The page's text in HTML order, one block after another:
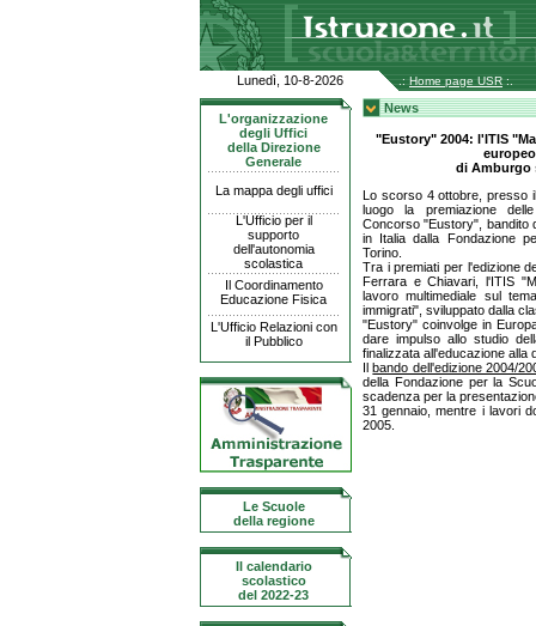
Lunedì, 10-8-2026 .: Home page USR :.
L'organizzazione
degli Uffici
della Direzione
Generale
La mappa degli uffici
L'Ufficio per il
supporto
dell'autonomia
scolastica
Il Coordinamento
Educazione Fisica
L'Ufficio Relazioni con
il Pubblico
Le Scuole
della regione
Il calendario
scolastico
del 2022-23
News
"Eustory" 2004: l'ITIS
di Amburgo
Lo scorso 4 ottobre, presso
luogo la premiazione
Concorso "Eustory", bandito
in Italia dalla Fondazione
Torino.
Tra i premiati per l'edizione
Ferrara e Chiavari, l'ITIS
lavoro multimediale sul
immigrati", sviluppato dalla
"Eustory" coinvolge in
dare impulso allo studio
finalizzata all'educazione alla
Ilbando dell'edizione 2004/
della Fondazione per la
scadenza per la
31 gennaio, mentre i lavori
2005.